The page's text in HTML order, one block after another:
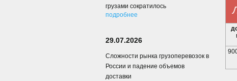
грузами сократилось
подробнее
29.07.2026
Сложности рынка грузоперевозок в
России и падение объемов
доставки